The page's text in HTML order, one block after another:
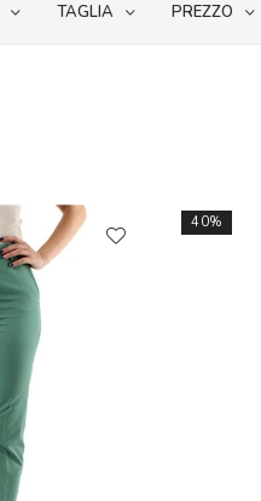
TAGLIA PREZZO
40%